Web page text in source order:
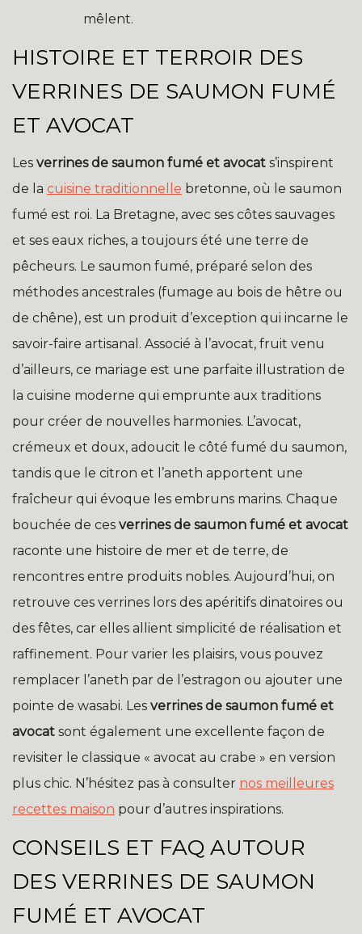
mêlent.
HISTOIRE ET TERROIR DES
VERRINES DE SAUMON FUMÉ
ET AVOCAT
Les verrines de saumon fumé et avocat s’inspirent
de la cuisine traditionnelle bretonne, où le saumon
fumé est roi. La Bretagne, avec ses côtes sauvages
et ses eaux riches, a toujours été une terre de
pêcheurs. Le saumon fumé, préparé selon des
méthodes ancestrales (fumage au bois de hêtre ou
de chêne), est un produit d’exception qui incarne le
savoir-faire artisanal. Associé à l’avocat, fruit venu
d’ailleurs, ce mariage est une parfaite illustration de
la cuisine moderne qui emprunte aux traditions
pour créer de nouvelles harmonies. L’avocat,
crémeux et doux, adoucit le côté fumé du saumon,
tandis que le citron et l’aneth apportent une
fraîcheur qui évoque les embruns marins. Chaque
bouchée de ces verrines de saumon fumé et avocat
raconte une histoire de mer et de terre, de
rencontres entre produits nobles. Aujourd’hui, on
retrouve ces verrines lors des apéritifs dinatoires ou
des fêtes, car elles allient simplicité de réalisation et
raffinement. Pour varier les plaisirs, vous pouvez
remplacer l’aneth par de l’estragon ou ajouter une
pointe de wasabi. Les verrines de saumon fumé et
avocat sont également une excellente façon de
revisiter le classique « avocat au crabe » en version
plus chic. N’hésitez pas à consulter nos meilleures
recettes maison pour d’autres inspirations.
CONSEILS ET FAQ AUTOUR
DES VERRINES DE SAUMON
FUMÉ ET AVOCAT